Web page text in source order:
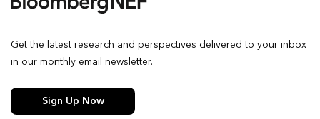
Get the latest research and perspectives delivered to your inbox
in our monthly email newsletter.
Sign Up Now